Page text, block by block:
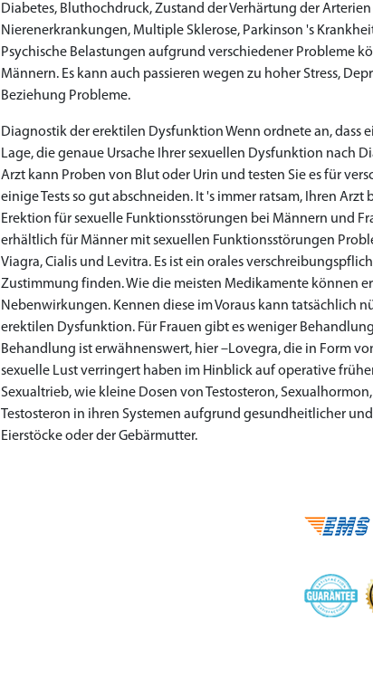
Diabetes, Bluthochdruck, Zustand der Verhärtung der
Nierenerkrankungen, Multiple Sklerose, Parkinson 's
Psychische Belastungen aufgrund verschiedener Probleme
Männern. Es kann auch passieren wegen zu hoher Stress,
Beziehung Probleme.
Diagnostik der erektilen Dysfunktion Wenn ordnete an, dass
Lage, die genaue Ursache Ihrer sexuellen Dysfunktion nach
Arzt kann Proben von Blut oder Urin und testen Sie es für
einige Tests so gut abschneiden. It 's immer ratsam, Ihren
Erektion für sexuelle Funktionsstörungen bei Männern und
erhältlich für Männer mit sexuellen Funktionsstörungen
Viagra, Cialis und Levitra. Es ist ein orales
Zustimmung finden. Wie die meisten Medikamente können
Nebenwirkungen. Kennen diese im Voraus kann tatsächlich
erektilen Dysfunktion. Für Frauen gibt es weniger
Behandlung ist erwähnenswert, hier –Lovegra, die in Form
sexuelle Lust verringert haben im Hinblick auf operative
Sexualtrieb, wie kleine Dosen von Testosteron,
Testosteron in ihren Systemen aufgrund gesundheitlicher
Eierstöcke oder der Gebärmutter.